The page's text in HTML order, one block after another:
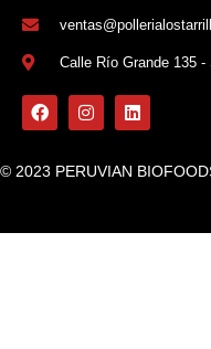
Calle Río Grande 135 -
© 2023 PERUVIAN